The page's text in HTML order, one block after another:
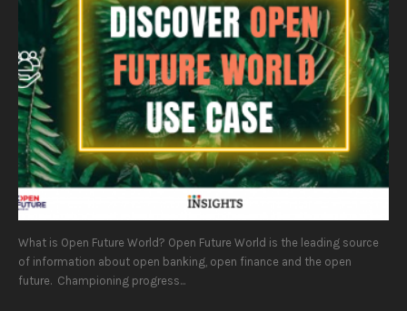
What is Open Future World? Open Future World is the leading source
of information about open banking, open finance and the open
future. Championing progress...